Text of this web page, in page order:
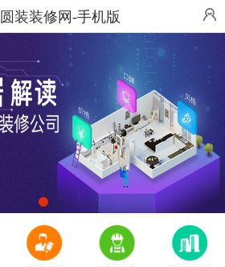
圆装装修网-手机版